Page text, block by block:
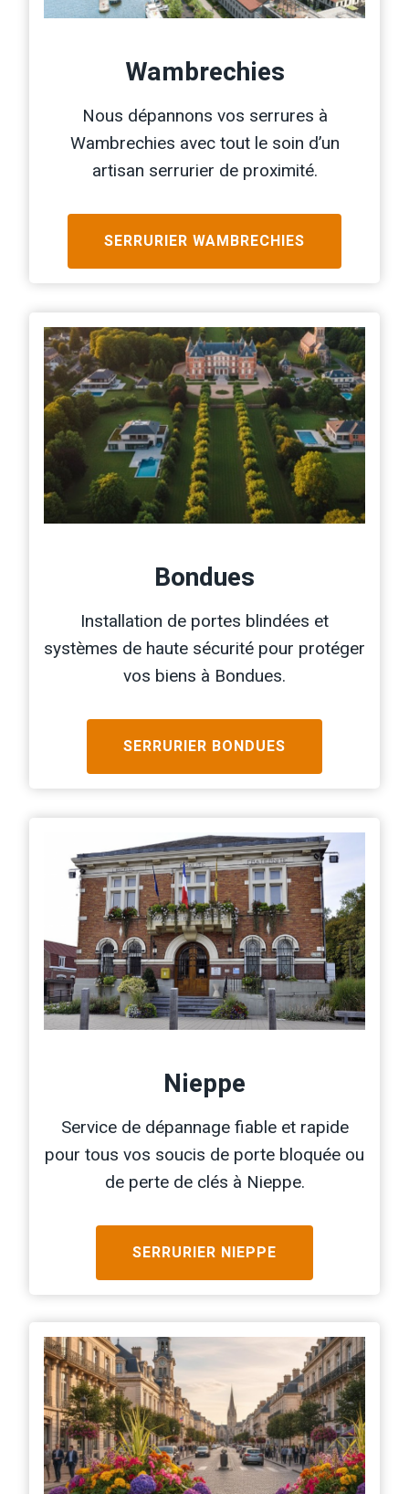
Wambrechies
Nous dépannons vos serrures à
Wambrechies avec tout le soin d’un
artisan serrurier de proximité.
SERRURIER WAMBRECHIES
Bondues
Installation de portes blindées et
systèmes de haute sécurité pour protéger
vos biens à Bondues.
SERRURIER BONDUES
Nieppe
Service de dépannage fiable et rapide
pour tous vos soucis de porte bloquée ou
de perte de clés à Nieppe.
SERRURIER NIEPPE